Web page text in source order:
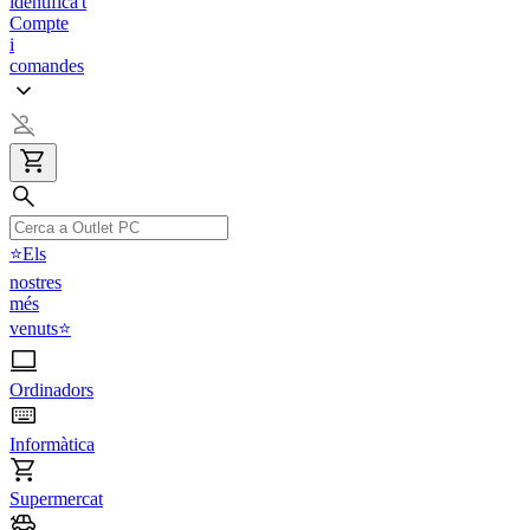
Compte
i
comandes
⭐Els
nostres
més
venuts⭐
Ordinadors
Informàtica
Supermercat